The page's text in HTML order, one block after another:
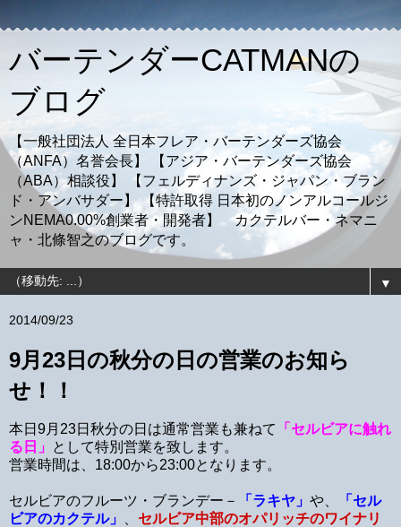
バーテンダーCATMANの
ブログ
【一般社団法人 全日本フレア・バーテンダーズ協会
（ANFA）名誉会長】 【アジア・バーテンダーズ協会
（ABA）相談役】 【フェルディナンズ・ジャパン・ブラン
ド・アンバサダー】 【特許取得 日本初のノンアルコールジ
ンNEMA0.00%創業者・開発者】 カクテルバー・ネマニ
ャ・北條智之のブログです。
▼
2014/09/23
9月23日の秋分の日の営業のお知ら
せ！！
本日9月23日秋分の日は通常営業も兼ねて
「セルビアに触れ
る日」 として特別営業を致します。
営業時間は、18:00から23:00となります。
セルビアのフルーツ・ブランデー－ 「ラキヤ」 や、 「 セル
ビアのカクテル」
セルビア中部のオパリッチのワイナリ